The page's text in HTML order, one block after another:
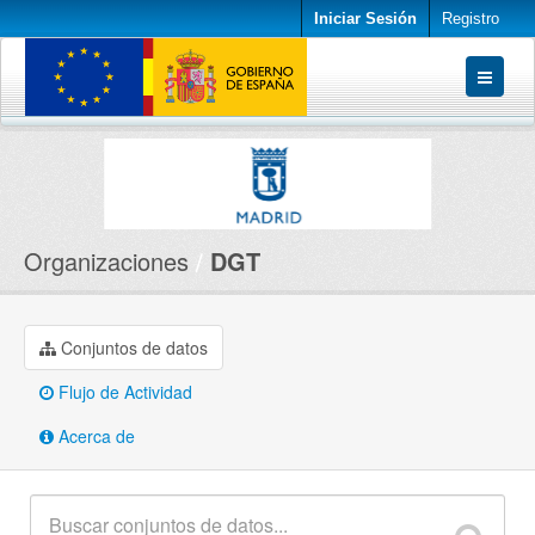
Iniciar Sesión Registro
Conjuntos de datos
Organizaciones DGT
Conjuntos de datos
Flujo de Actividad
Acerca de